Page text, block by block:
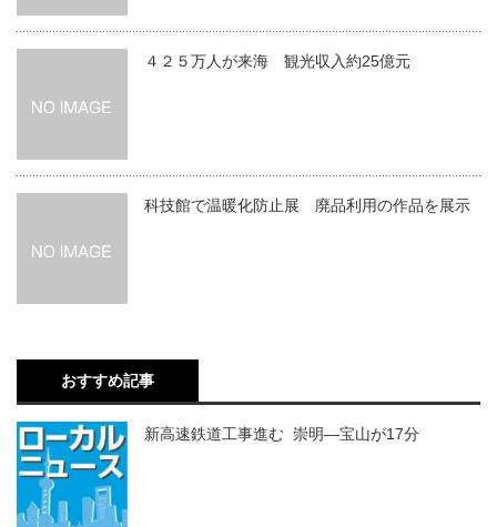
４２５万人が来海 観光収入約25億元
科技館で温暖化防止展 廃品利用の作品を展示
おすすめ記事
新高速鉄道工事進む 崇明―宝山が17分